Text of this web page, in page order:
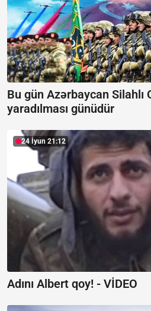
Bu gün Azərbaycan Silahlı
yaradılması günüdür
24 İyun 21:12
Adını Albert qoy! - VİDEO